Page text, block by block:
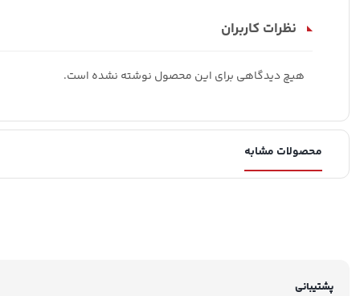
نظرات کاربران
هیچ دیدگاهی برای این محصول نوشته نشده است.
محصولات مشابه
پشتیبانی